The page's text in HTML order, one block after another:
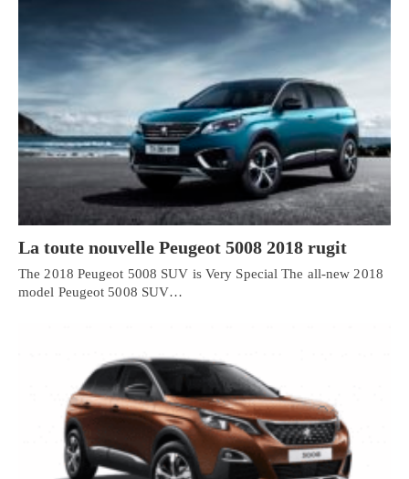
La toute nouvelle Peugeot 5008 2018 rugit
The 2018 Peugeot 5008 SUV is Very Special The all-new 2018
model Peugeot 5008 SUV…